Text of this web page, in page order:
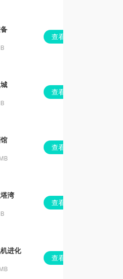
查看
查看
查看
湾
查看
进化
查看